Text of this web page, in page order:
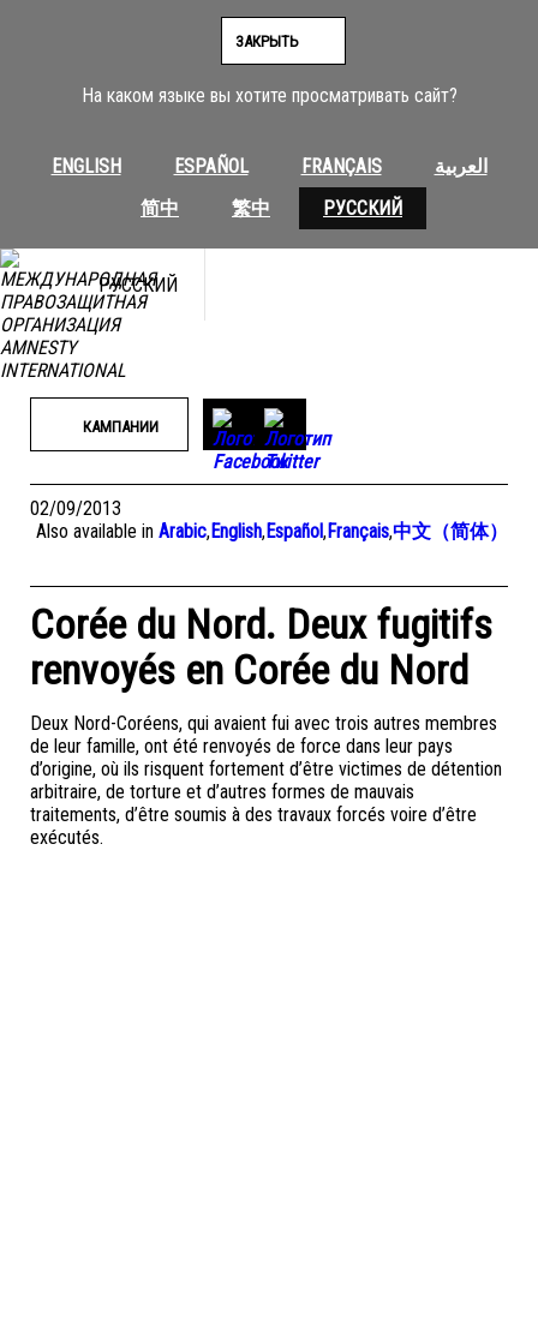
На каком языке вы хотите просматривать сайт?
ENGLISH ESPAÑOL FRANÇAIS
العربية
简中
繁中 РУССКИЙ
ЗАКРЫТЬ
РУССКИЙ
КАМПАНИИ
02/09/2013
Also available in Arabic,English,Español,Français,中文（简体）
Corée du Nord. Deux fugitifs
renvoyés en Corée du Nord
Deux Nord-Coréens, qui avaient fui avec trois autres membres
de leur famille, ont été renvoyés de force dans leur pays
d’origine, où ils risquent fortement d’être victimes de détention
arbitraire, de torture et d’autres formes de mauvais
traitements, d’être soumis à des travaux forcés voire d’être
exécutés.